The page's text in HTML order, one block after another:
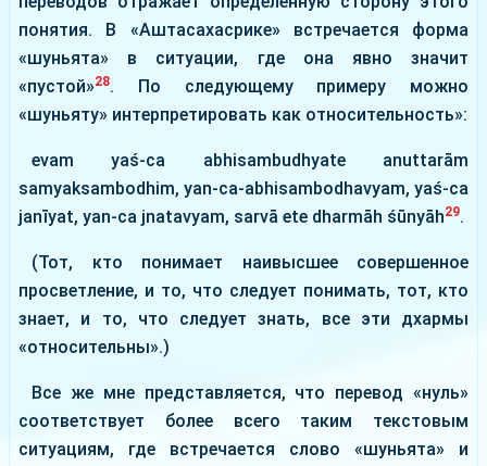
понятия. В «Аштасахасрике» встречается форма
«шуньята» в ситуации, где она явно значит
«пустой»28. По следующему примеру можно
«шуньяту» интерпретировать как относительность»:
evam yaś-ca abhisambudhyate anuttarām
samyaksambodhim, yan-ca-abhisambodhavyam, yaś-ca
janīyat, yan-ca jnatavyam, sarvā ete dharmāh śūnyāh29.
(Тот, кто понимает наивысшее совершенное
просветление, и то, что следует понимать, тот, кто
знает, и то, что следует знать, все эти дхармы
«относительны».)
Все же мне представляется, что перевод «нуль»
соответствует более всего таким текстовым
ситуациям, где встречается слово «шуньята» и